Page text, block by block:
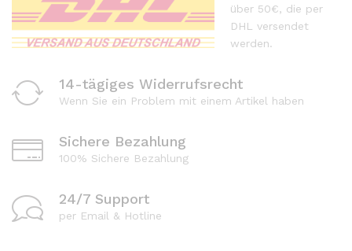
über 50€, die per
DHL versendet
werden.
14-tägiges Widerrufsrecht
Wenn Sie ein Problem mit einem Artikel haben
Sichere Bezahlung
100% Sichere Bezahlung
24/7 Support
per Email & Hotline